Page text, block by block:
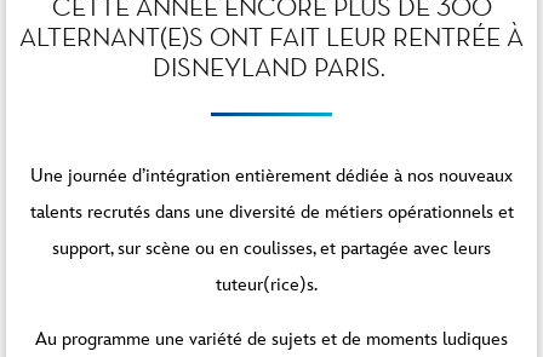
CETTE ANNÉE ENCORE PLUS DE 300
ALTERNANT(E)S ONT FAIT LEUR RENTRÉE À
DISNEYLAND PARIS.
Une journée d’intégration entièrement dédiée à nos nouveaux
talents recrutés dans une diversité de métiers opérationnels et
support, sur scène ou en coulisses, et partagée avec leurs
tuteur(rice)s.
Au programme une variété de sujets et de moments ludiques